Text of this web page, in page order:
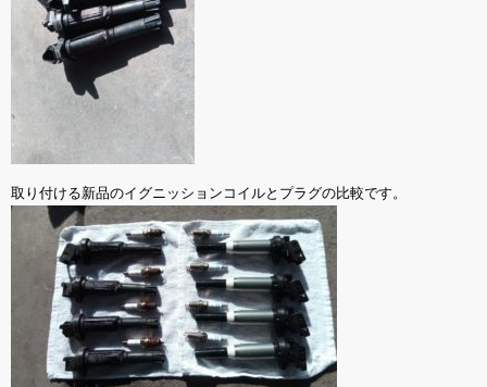
取り付ける新品のイグニッションコイルとプラグの比較です。